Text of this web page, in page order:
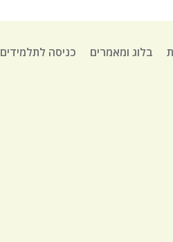
בלוג ומאמרים כניסה לתלמידים